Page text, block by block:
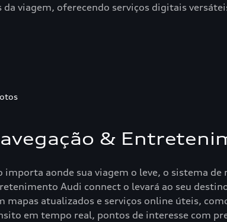
viagem, oferecendo serviços digitais
&
importa aonde sua viagem o leve, o sistema de
Audi connect o levará ao seu
mapas atualizados e serviços online úteis,
em tempo real, pontos de interesse com